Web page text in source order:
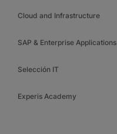
Cloud and Infrastructure
SAP & Enterprise Applications
Selección IT
Experis Academy